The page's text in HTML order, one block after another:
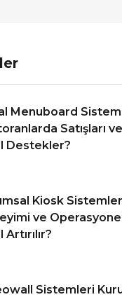
Menuboard
Satışları ve
Destekler?
Kiosk
ve
Artırılır?
Sistemleri